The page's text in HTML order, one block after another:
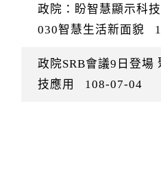
政院：盼智慧顯示科
030智慧生活新面貌
政院SRB會議9日登場
技應用
108-07-04